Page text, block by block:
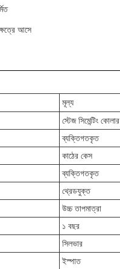
আসে
মূল্য
স্টেজ সিমেন্টিং কোলার
ব্যক্তিগতকৃত
কাঠের কেস
ব্যক্তিগতকৃত
থ্রেডযুক্ত
উচ্চ তাপমাত্রা
১ বছর
সিলভার
ইস্পাত